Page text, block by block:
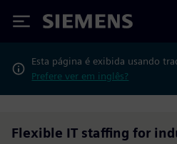
Siemens
Esta página é exibida usando
Prefere ver em inglês?
Flexible IT staffing for